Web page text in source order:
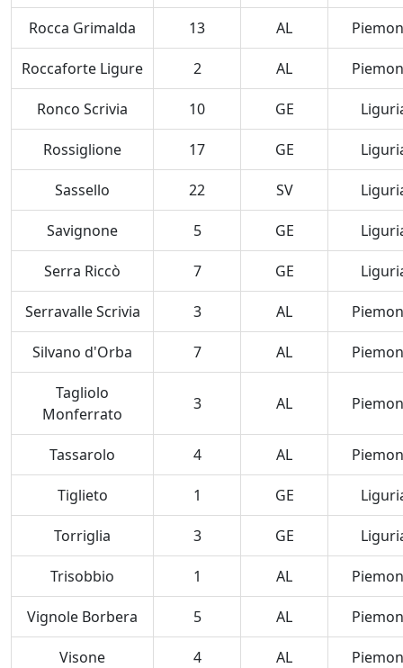
Rocca Grimalda 13 AL
Roccaforte Ligure 2 AL
Ronco Scrivia 10 GE
Rossiglione 17 GE
Sassello 22 SV
Savignone 5 GE
Serra Riccò 7 GE
Serravalle Scrivia 3 AL
Silvano d'Orba 7 AL
Tagliolo
Monferrato
3 AL
Tassarolo 4 AL
Tiglieto 1 GE
Torriglia 3 GE
Trisobbio 1 AL
Vignole Borbera 5 AL
Visone 4 AL